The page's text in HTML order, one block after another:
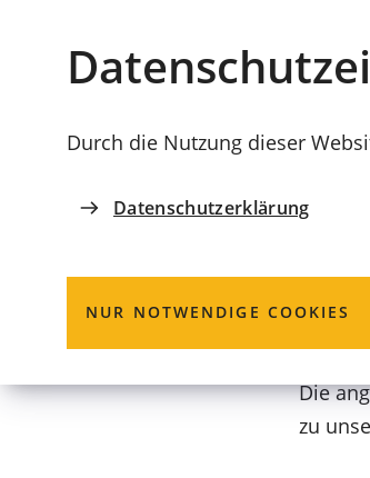
Durch die Nutzung dieser
Datenschutzerklärung
NUR NOTWENDIGE COOKIES
Coburg
Seite
Die
zu